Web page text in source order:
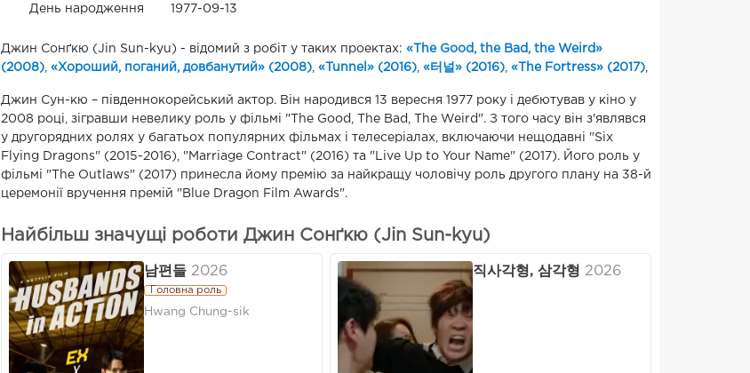
День народження 1977-09-13
Джин Сонґкю (Jin Sun-kyu) - відомий з робіт у таких проектах: «The Good, the Bad, the Weird»
(2008) «Хороший, поганий, довбанутий» (2008) «Tunnel» (2016) «터널» (2016) «The Fortress» (2017)
Джин Сун-кю – південнокорейський актор. Він народився 13 вересня 1977 року і дебютував у кіно у
2008 році, зігравши невелику роль у фільмі "The Good, The Bad, The Weird". З того часу він з'являвся
у другорядних ролях у багатьох популярних фільмах і телесеріалах, включаючи нещодавні "Six
Flying Dragons" (2015-2016), "Marriage Contract" (2016) та "Live Up to Your Name" (2017). Його роль у
фільмі "The Outlaws" (2017) принесла йому премію за найкращу чоловічу роль другого плану на 38-й
церемонії вручення премій "Blue Dragon Film Awards".
Найбільш значущі роботи Джин Сонґкю (Jin Sun-kyu)
남편들 2026
Головна роль
Hwang Chung-sik
직사각형, 삼각형 2026